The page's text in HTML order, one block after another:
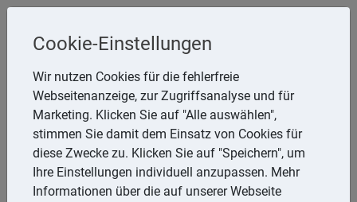
Friedhelm Glanert
Breitenbachstr. 28, 47809 Krefeld
Telefon: 2151 951857
E-Mail:FGlanert@aol.com
Cookie-Einstellungen
Wir nutzen Cookies für die fehlerfreie
Webseitenanzeige, zur Zugriffsanalyse und für
Marketing. Klicken Sie auf "Alle auswählen",
stimmen Sie damit dem Einsatz von Cookies für
diese Zwecke zu. Klicken Sie auf "Speichern", um
Ihre Einstellungen individuell anzupassen. Mehr
Informationen über die auf unserer Webseite